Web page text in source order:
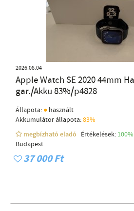
2026.08.04
Apple Watch SE 2020 44mm
gar./Akku 83%/p4828
Állapota: ● használt
Akkumulátor állapota:83%
megbízható eladó
Értékelések:
Budapest
37 000 Ft